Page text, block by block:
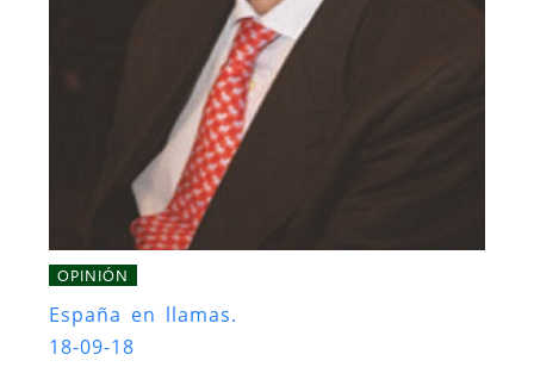
OPINIÓN
España en llamas.
18-09-18